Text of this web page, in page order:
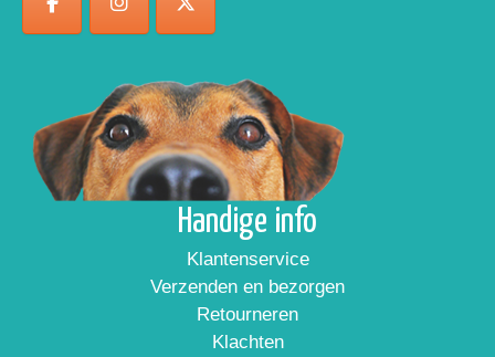
Handige info
Klantenservice
Verzenden en bezorgen
Retourneren
Klachten